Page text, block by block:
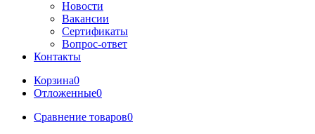
Новости
Вакансии
Сертификаты
Вопрос-ответ
Контакты
Корзина0
Отложенные0
Сравнение товаров0